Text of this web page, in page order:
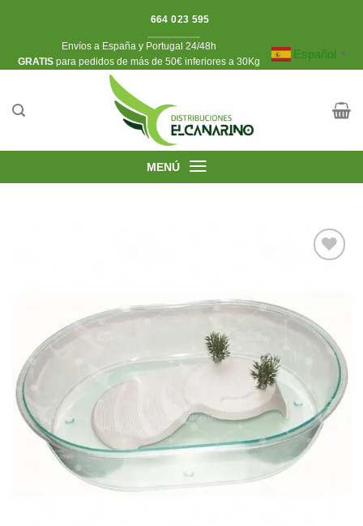
664 023 595
Envíos a España y Portugal 24/48h
​GRATIS para pedidos de más de 50€ inferiores a 30Kg
Español ▼
MENÚ
lista de
deseos